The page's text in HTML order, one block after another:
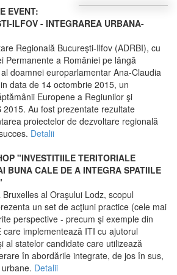
EVENT:
ILFOV - INTEGRAREA URBANA-
Regională Bucureşti-Ilfov (ADRBI), cu
Permanente a României pe lângă
doamnei europarlamentar Ana-Claudia
data de 14 octombrie 2015, un
Europene a Regiunilor şi
2015. Au fost prezentate rezultate
proiectelor de dezvoltare regională
Detalii
"INVESTITIILE TERITORIALE
BUNA CALE DE A INTEGRA SPATIILE
al Oraşului Lodz, scopul
un set de acţiuni practice (cele mai
perspective - precum şi exemple din
implementează ITI cu ajutorul
al statelor candidate care utilizează
în abordările integrate, de jos în sus,
Detalii